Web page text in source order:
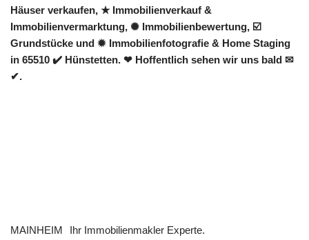
Häuser verkaufen, ★ Immobilienverkauf &
Immobilienvermarktung, ✺ Immobilienbewertung, ☑️
Grundstücke und ✹ Immobilienfotografie & Home Staging
in 65510 ✔️ Hünstetten. ❤ Hoffentlich sehen wir uns bald ✉
✔.
MAINHEIM Ihr Immobilienmakler Experte.